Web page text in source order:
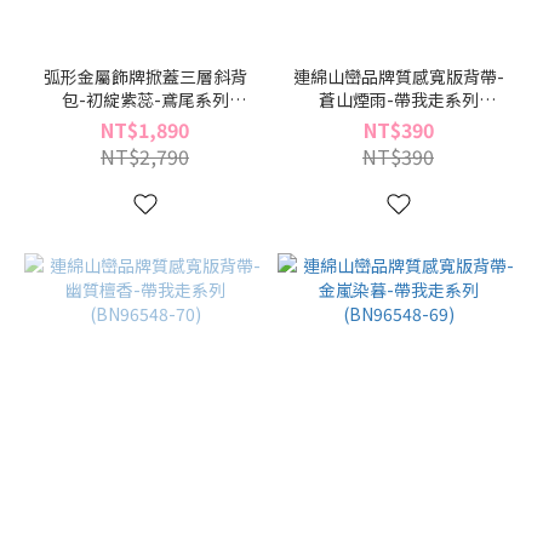
弧形金屬飾牌掀蓋三層斜背
包-初綻紫蕊-鳶尾系列
(BX96504-25)
NT$1,890
NT$2,790
連綿山巒品牌質感寬版背帶-
蒼山煙雨-帶我走系列
(BN96548-95)
NT$390
NT$390